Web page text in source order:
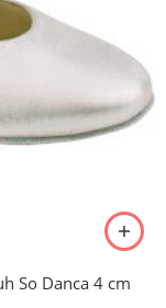
So Danca 4 cm